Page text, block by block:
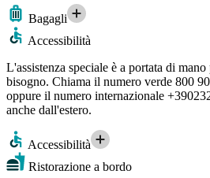
Bagagli
Accessibilità
L'assistenza speciale è a portata di
bisogno. Chiama il numero verde 800
oppure il numero internazionale
anche dall'estero.
Accessibilità
Ristorazione a bordo